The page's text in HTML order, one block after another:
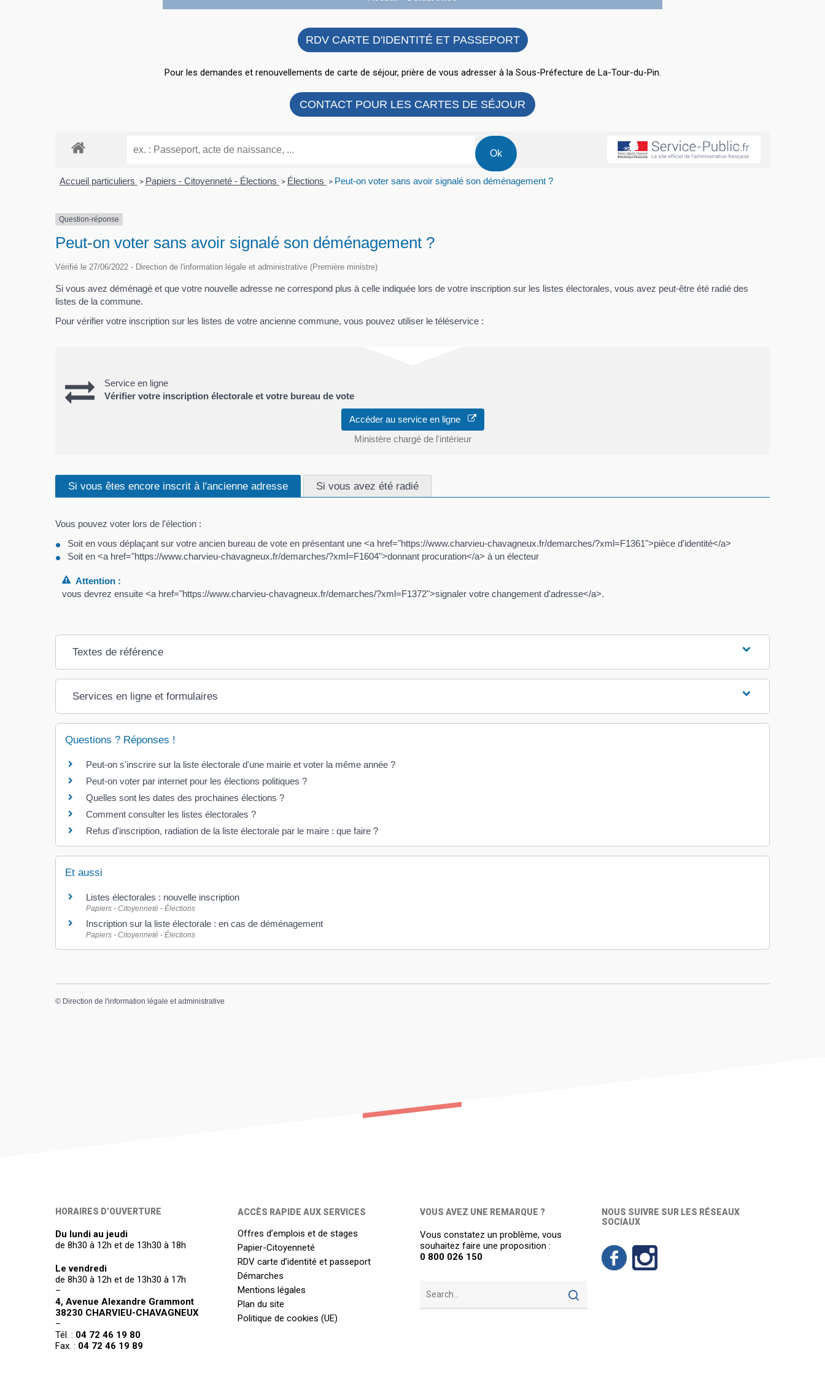
RDV CARTE D'IDENTITÉ ET PASSEPORT
Pour les demandes et renouvellements de carte de séjour, prière de vous adresser à la Sous-Préfecture de La-Tour-du-Pin.
CONTACT POUR LES CARTES DE SÉJOUR
Accueil particuliers > Papiers - Citoyenneté - Élections > Élections > Peut-on voter sans avoir signalé son déménagement ?
Question-réponse
Peut-on voter sans avoir signalé son déménagement ?
Vérifié le 27/06/2022 - Direction de l'information légale et administrative (Première ministre)
Si vous avez déménagé et que votre nouvelle adresse ne correspond plus à celle indiquée lors de votre inscription sur les listes électorales, vous avez peut-être été radié des
listes de la commune.
Pour vérifier votre inscription sur les listes de votre ancienne commune, vous pouvez utiliser le téléservice :
Service en ligne
Vérifier votre inscription électorale et votre bureau de vote
Accéder au service en ligne
Ministère chargé de l'intérieur
Si vous êtes encore inscrit à l'ancienne adresse Si vous avez été radié
Vous pouvez voter lors de l'élection :
Soit en vous déplaçant sur votre ancien bureau de vote en présentant une <a href="https://www.charvieu-chavagneux.fr/demarches/?xml=F1361">pièce d'identité</a>
Soit en <a href="https://www.charvieu-chavagneux.fr/demarches/?xml=F1604">donnant procuration</a> à un électeur
Attention :
vous devrez ensuite <a href="https://www.charvieu-chavagneux.fr/demarches/?xml=F1372">signaler votre changement d'adresse</a>.
Textes de référence
Services en ligne et formulaires
Questions ? Réponses !
Peut-on s'inscrire sur la liste électorale d'une mairie et voter la même année ?
Peut-on voter par internet pour les élections politiques ?
Quelles sont les dates des prochaines élections ?
Comment consulter les listes électorales ?
Refus d'inscription, radiation de la liste électorale par le maire : que faire ?
Et aussi
Listes électorales : nouvelle inscription
Papiers - Citoyenneté - Élections
Inscription sur la liste électorale : en cas de déménagement
Papiers - Citoyenneté - Élections
© Direction de l'information légale et administrative
HORAIRES D’OUVERTURE
Du lundi au jeudi
de 8h30 à 12h et de 13h30 à 18h
Le vendredi
de 8h30 à 12h et de 13h30 à 17h
–
4, Avenue Alexandre Grammont
38230 CHARVIEU-CHAVAGNEUX
–
Tél. : 04 72 46 19 80
Fax. : 04 72 46 19 89
ACCÈS RAPIDE AUX SERVICES
Offres d’emplois et de stages
Papier-Citoyenneté
RDV carte d’identité et passeport
Démarches
Mentions légales
Plan du site
Politique de cookies (UE)
VOUS AVEZ UNE REMARQUE ?
Vous constatez un problème, vous
souhaitez faire une proposition :
0 800 026 150
NOUS SUIVRE SUR LES RÉSEAUX
SOCIAUX